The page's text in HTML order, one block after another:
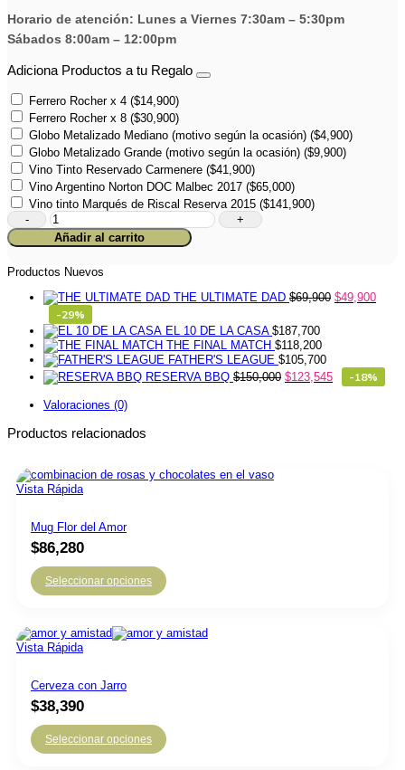
Horario de atención: Lunes a Viernes 7:30am – 5:30pm
Sábados 8:00am – 12:00pm
Adiciona Productos a tu Regalo
Ferrero Rocher x 4 ($14,900)
Ferrero Rocher x 8 ($30,900)
Globo Metalizado Mediano (motivo según la ocasión) ($4,900)
Globo Metalizado Grande (motivo según la ocasión) ($9,900)
Vino Tinto Reservado Carmenere ($41,900)
Vino Argentino Norton DOC Malbec 2017 ($65,000)
Vino tinto Marqués de Riscal Reserva 2015 ($141,900)
Box
Moments
cantidad
Añadir al carrito
Productos Nuevos
THE ULTIMATE DAD $69,900 $49,900
-29%
EL 10 DE LA CASA $187,700
THE FINAL MATCH $118,200
FATHER'S LEAGUE $105,700
RESERVA BBQ $150,000 $123,545 -18%
Valoraciones (0)
Productos relacionados
Vista Rápida
Mug Flor del Amor
$86,280
Seleccionar opciones
Vista Rápida
Cerveza con Jarro
$38,390
Seleccionar opciones